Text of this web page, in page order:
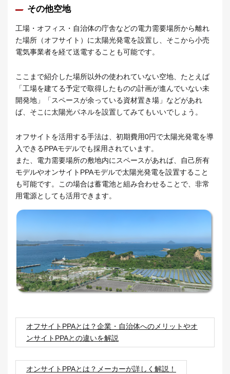
その他空地
工場・オフィス・自治体の庁舎などの電力需要場所から離れ
た場所（オフサイト）に太陽光発電を設置し、そこから小売
電気事業者を経て送電することも可能です。
ここまで紹介した場所以外の使われていない空地、たとえば
「工場を建てる予定で取得したものの計画が進んでいない未
開発地」「スペースが余っている資材置き場」などがあれ
ば、そこに太陽光パネルを設置してみてもいいでしょう。
オフサイトを活用する手法は、初期費用0円で太陽光発電を導
入できるPPAモデルでも採用されています。
また、電力需要場所の敷地内にスペースがあれば、自己所有
モデルやオンサイトPPAモデルで太陽光発電を設置すること
も可能です。この場合は蓄電池と組み合わせることで、非常
用電源としても活用できます。
オフサイトPPAとは？企業・自治体へのメリットやオ
ンサイトPPAとの違いを解説
オンサイトPPAとは？メーカーが詳しく解説！